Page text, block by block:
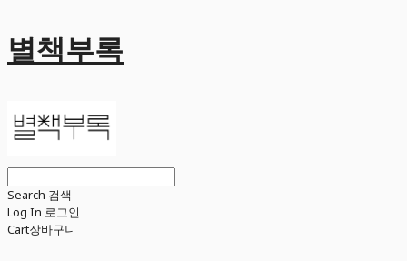
별책부록
Search 검색
Log In 로그인
Cart장바구니